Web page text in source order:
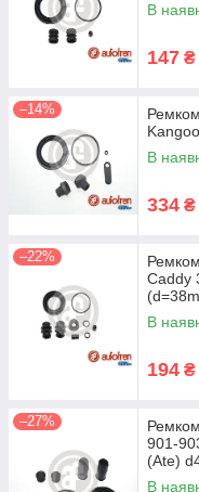
В
147 ₴
–14%
В
334 ₴
–22%
Caddy
В
194 ₴
–27%
901-
(Ate)
В